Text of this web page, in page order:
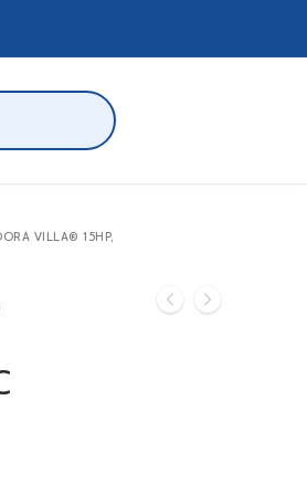
VILLA® 15HP,